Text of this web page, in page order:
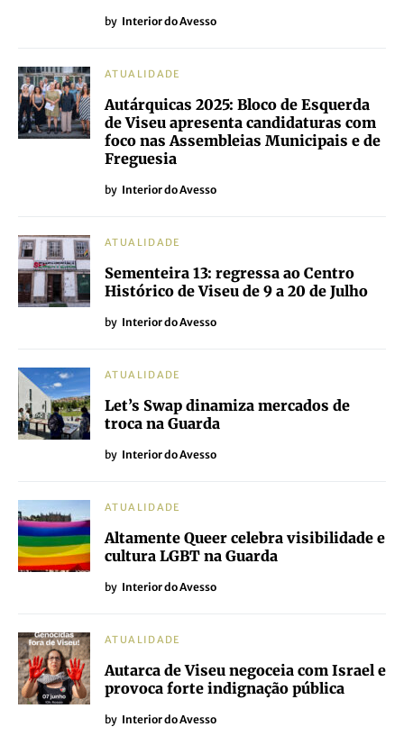
by Interior do Avesso
ATUALIDADE
Autárquicas 2025: Bloco de Esquerda
de Viseu apresenta candidaturas com
foco nas Assembleias Municipais e de
Freguesia
by Interior do Avesso
ATUALIDADE
Sementeira 13: regressa ao Centro
Histórico de Viseu de 9 a 20 de Julho
by Interior do Avesso
ATUALIDADE
Let’s Swap dinamiza mercados de
troca na Guarda
by Interior do Avesso
ATUALIDADE
Altamente Queer celebra visibilidade e
cultura LGBT na Guarda
by Interior do Avesso
ATUALIDADE
Autarca de Viseu negoceia com Israel e
provoca forte indignação pública
by Interior do Avesso